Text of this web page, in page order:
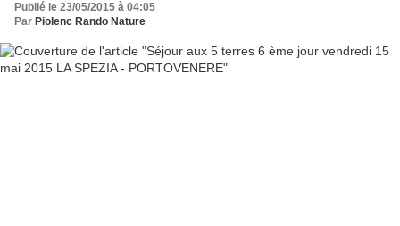
Publié le 23/05/2015 à 04:05
Par Piolenc Rando Nature